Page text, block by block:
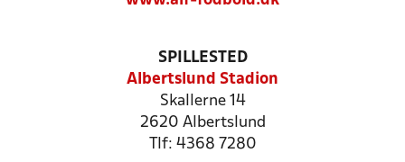
SPILLESTED
Albertslund Stadion
Skallerne 14
2620 Albertslund
Tlf: 4368 7280